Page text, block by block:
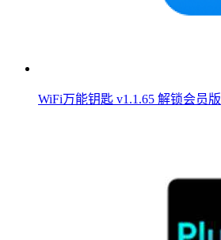
WiFi万能钥匙 v1.1.65 解锁会员版